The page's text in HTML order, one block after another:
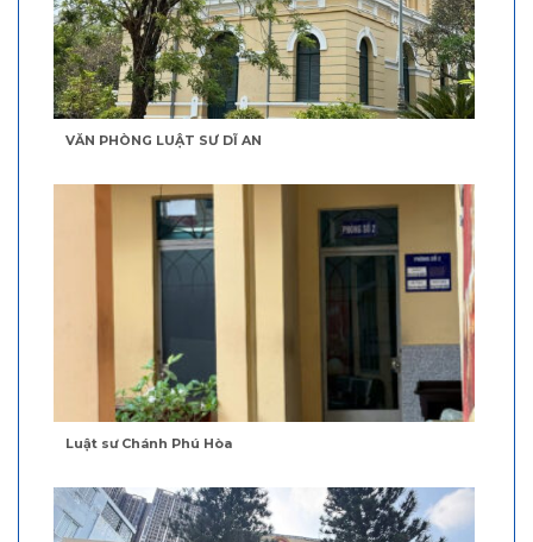
VĂN PHÒNG LUẬT SƯ DĨ AN
Luật sư Chánh Phú Hòa